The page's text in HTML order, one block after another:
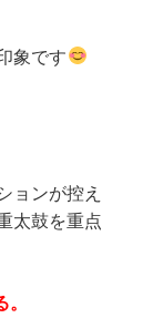
象です
ョンが控え
太鼓を重点